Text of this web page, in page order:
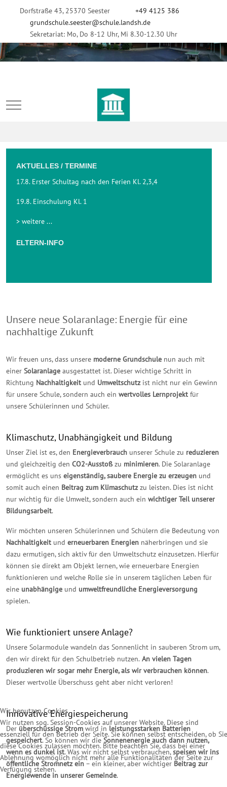
Dorfstraße 43, 25370 Seester
+49 4125 386
grundschule.seester@schule.landsh.de
Sekretariat: Mo, Do 8-12 Uhr, Mi 8.30-12.30 Uhr
Mobile Menu Toggle
AKTUELLES / TERMINE
17.8. Erster Schultag nach den Ferien Kl. 2,3,4
19.8. Einschulung Kl. 1
> weitere ...
ELTERN-INFO
Unsere neue Solaranlage: Energie für eine
nachhaltige Zukunft
Wir freuen uns, dass unsere moderne Grundschule nun auch mit
einer Solaranlage ausgestattet ist. Dieser wichtige Schritt in
Richtung Nachhaltigkeit und Umweltschutzist nicht nur ein Gewinn
für unsere Schule, sondern auch ein wertvolles Lernprojekt für
unsere Schülerinnen und Schüler.
Klimaschutz, Unabhängigkeit und Bildung
Unser Ziel ist es, den Energieverbrauch unserer Schule zu reduzieren
und gleichzeitig den CO2-Ausstoßzu minimieren. Die Solaranlage
ermöglicht es uns eigenständig, saubere Energie zu erzeugen und
somit auch einen Beitrag zum Klimaschutzzu leisten. Dies ist nicht
nur wichtig für die Umwelt, sondern auch ein wichtiger Teil unserer
Bildungsarbeit.
Wir möchten unseren Schülerinnen und Schülern die Bedeutung von
Nachhaltigkeit und erneuerbaren Energien näherbringen und sie
dazu ermutigen, sich aktiv für den Umweltschutz einzusetzen. Hierfür
können sie direkt am Objekt lernen, wie erneuerbare Energien
funktionieren und welche Rolle sie in unserem täglichen Leben für
eine unabhängige und umweltfreundliche Energieversorgung
spielen.
Wie funktioniert unsere Anlage?
Unsere Solarmodule wandeln das Sonnenlicht in sauberen Strom um,
den wir direkt für den Schulbetrieb nutzen. An vielen Tagen
produzieren wir sogar mehr Energie, als wir verbrauchen können.
Dieser wertvolle Überschuss geht aber nicht verloren!
Innovative Energiespeicherung
Der überschüssige Strom wird in leistungsstarken Batterien
gespeichert. So können wir die Sonnenenergie auch dann nutzen,
wenn es dunkel ist. Was wir nicht selbst verbrauchen,speisen wir ins
öffentliche Stromnetz ein – ein kleiner, aber wichtiger Beitrag zur
Energiewende in unserer Gemeinde.
Wir benutzen Cookies
Wir nutzen sog. Session-Cookies auf unserer Website. Diese sind
essenziell für den Betrieb der Seite. Sie können selbst entscheiden, ob Sie
diese Cookies zulassen möchten. Bitte beachten Sie, dass bei einer
Ablehnung womöglich nicht mehr alle Funktionalitäten der Seite zur
Verfügung stehen.